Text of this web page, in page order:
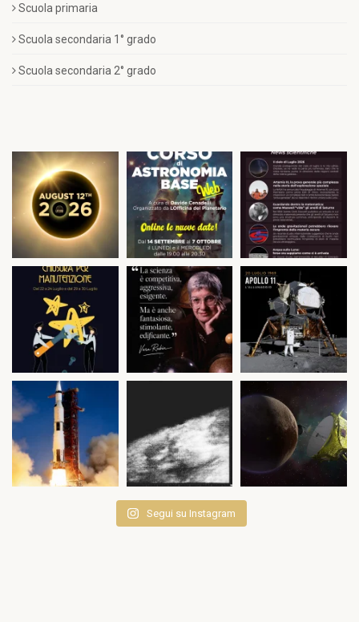
Scuola primaria
Scuola secondaria 1° grado
Scuola secondaria 2° grado
Segui su Instagram